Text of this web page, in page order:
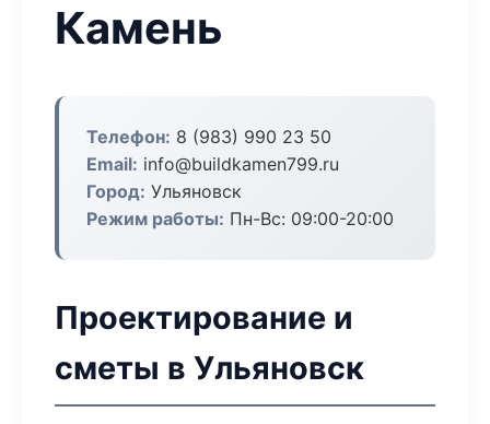
Камень
Телефон: 8 (983) 990 23 50
Email: info@buildkamen799.ru
Город: Ульяновск
Режим работы: Пн-Вс: 09:00-20:00
Проектирование и
сметы в Ульяновск